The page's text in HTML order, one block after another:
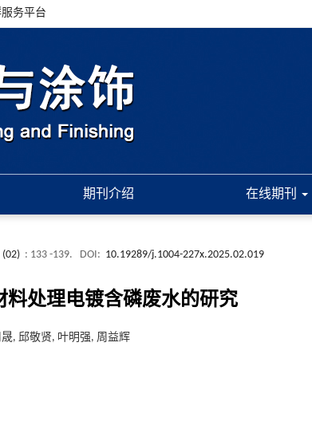
务平台
期刊介绍 在线期刊
(02) : 133 -139. DOI: 10.19289/j.1004-227x.2025.02.019
料处理电镀含磷废水的研究
, 邱敬贤, 叶明强, 周益辉